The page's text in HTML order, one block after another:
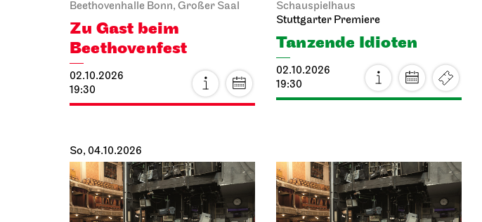
Beethovenhalle Bonn, Großer Saal
Zu Gast beim
Beethovenfest
02.10.2026
19:30
Schauspielhaus
Stuttgarter Premiere
Tanzende Idioten
02.10.2026
19:30
So, 04.10.2026